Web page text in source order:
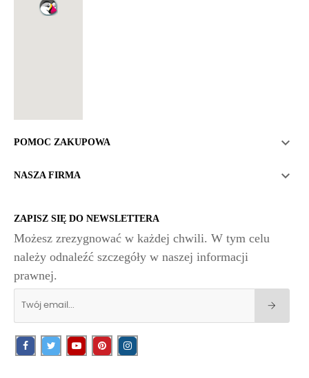
POMOC ZAKUPOWA 
NASZA FIRMA 
ZAPISZ SIĘ DO NEWSLETTERA
Możesz zrezygnować w każdej chwili. W tym celu
należy odnaleźć szczegóły w naszej informacji
prawnej.